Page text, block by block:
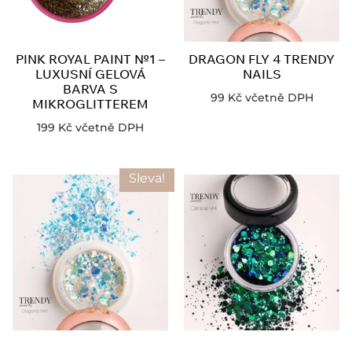
PINK ROYAL PAINT №1 –
LUXUSNÍ GELOVÁ
BARVA S
MIKROGLITTEREM
199 Kč včetně DPH
DRAGON FLY 4 TRENDY
NAILS
99 Kč včetně DPH
Sleva!